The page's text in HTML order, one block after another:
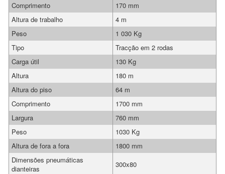
Comprimento
170 mm
Altura de trabalho
4 m
Peso
1 030 Kg
Tipo
Tracção em 2 rodas
Carga útil
130 Kg
Altura
180 m
Altura do piso
64 m
Comprimento
1700 mm
Largura
760 mm
Peso
1030 Kg
Altura de fora a fora
1800 mm
Dimensões pneumáticas
dianteiras
300x80